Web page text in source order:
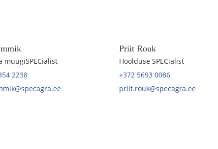
müügiSPECialist
2238
Priit Rouk
Hoolduse SPECialist
+372 5693 0086
priit.rouk@specagra.ee